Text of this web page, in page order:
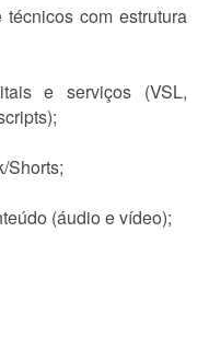
com estrutura
e serviços (VSL,
Shorts;
(áudio e vídeo);